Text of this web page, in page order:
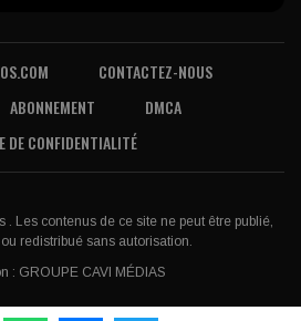
CONTACTEZ-NOUS
ABONNEMENT
DMCA
DE CONFIDENTIALITÉ
. Les contenus de ce site ne peut être publié,
redistribué sans autorisation.
: GROUPE CAVI MÉDIAS